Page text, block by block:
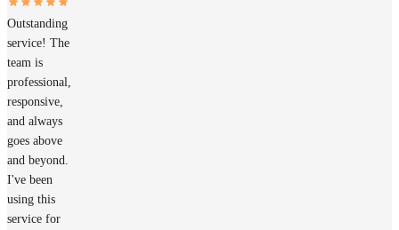
Outstanding
service! The
team is
professional,
responsive,
and always
goes above
and beyond.
I've been
using this
service for